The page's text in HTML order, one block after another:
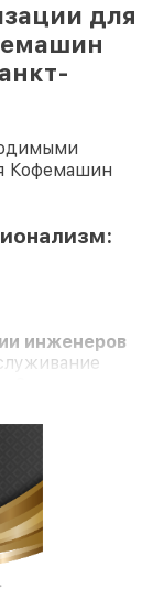
для
Кофемашин
инженеров